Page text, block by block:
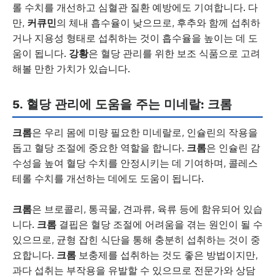
롤 수치를 개선하고 심혈관 질환 예방에도 기여합니다. 다
만, 커큐민의 체내 흡수율이 낮으므로, 후추와 함께 섭취하
거나 지용성 형태로 섭취하는 것이 흡수율을 높이는 데 도
움이 됩니다. 강황은 혈당 관리를 위한 보조 식품으로 고려
해볼 만한 가치가 있습니다.
5. 혈당 관리에 도움을 주는 미네랄: 크롬
크롬은 우리 몸에 미량 필요한 미네랄로, 인슐린의 작용을
돕고 혈당 조절에 중요한 역할을 합니다. 크롬은 인슐린 감
수성을 높여 혈당 수치를 안정시키는 데 기여하며, 콜레스
테롤 수치를 개선하는 데에도 도움이 됩니다.
크롬은 브로콜리, 통곡물, 견과류, 육류 등에 함유되어 있습
니다. 크롬 결핍은 혈당 조절에 어려움을 겪는 원인이 될 수
있으므로, 균형 잡힌 식단을 통해 충분히 섭취하는 것이 중
요합니다. 크롬 보충제를 섭취하는 것도 좋은 방법이지만,
과다 섭취는 부작용을 유발할 수 있으므로 전문가와 상담